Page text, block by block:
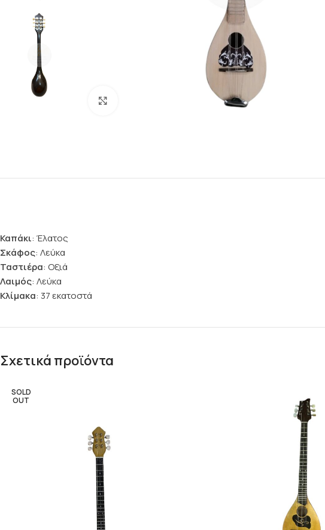
Καπάκι: Έλατος
Σκάφος: Λεύκα
Ταστιέρα: Οξιά
Λαιμός: Λεύκα
Κλίμακα: 37 εκατοστά
Σχετικά προϊόντα
SOLD
OUT